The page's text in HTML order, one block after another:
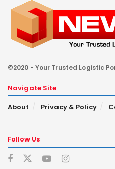
©2020 - Your Trusted Logistic
Navigate Site
About
Privacy & Policy
Follow Us